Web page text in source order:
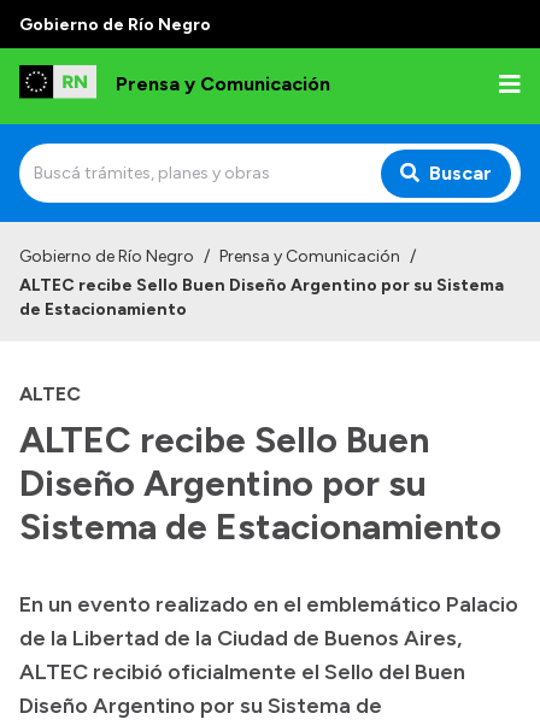
Gobierno de Río Negro
Prensa y Comunicación
Buscar
Institucional
Referentes de prensa
Archivo de noticias
Transparencia
Boletín Oficial
Compras y licitaciones
Consulta de expedientes
Gobierno de Río Negro / Prensa y Comunicación /
ALTEC recibe Sello Buen Diseño Argentino por su Sistema
de Estacionamiento
ALTEC
ALTEC recibe Sello Buen
Diseño Argentino por su
Sistema de Estacionamiento
En un evento realizado en el emblemático Palacio
de la Libertad de la Ciudad de Buenos Aires,
ALTEC recibió oficialmente el Sello del Buen
Diseño Argentino por su Sistema de